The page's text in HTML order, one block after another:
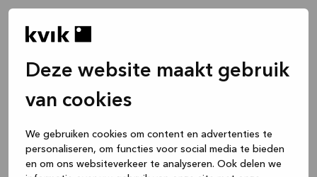
Deze website maakt gebruik
van cookies
We gebruiken cookies om content en advertenties te
personaliseren, om functies voor social media te bieden
en om ons websiteverkeer te analyseren. Ook delen we